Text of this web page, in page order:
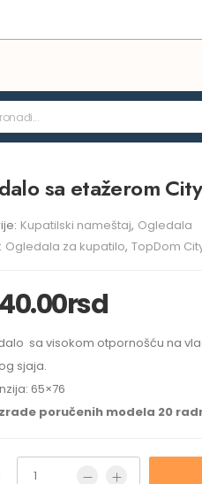
sa etažerom
Kupatilski nameštaj, Ogledala
Ogledala za kupatilo, TopDom
rsd
sa visokom otpornošću na
sjaja.
65×76
poručenih modela 20